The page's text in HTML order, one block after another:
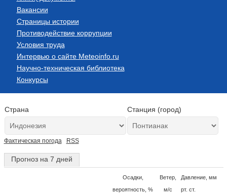
Вакансии
Страницы истории
Противодействие коррупции
Условия труда
Интервью о сайте Meteoinfo.ru
Научно-техническая библиотека
Конкурсы
Страна Станция (город)
Фактическая погода RSS
Прогноз на 7 дней
Осадки,
вероятность, %
Ветер,
м/с
Давление, мм
рт. ст.